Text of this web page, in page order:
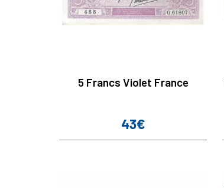
5 Francs Violet France
Prix
43€